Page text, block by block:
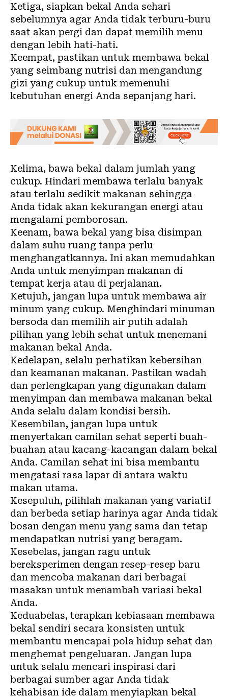
Ketiga, siapkan bekal Anda sehari
sebelumnya agar Anda tidak terburu-buru
saat akan pergi dan dapat memilih menu
dengan lebih hati-hati.
Keempat, pastikan untuk membawa bekal
yang seimbang nutrisi dan mengandung
gizi yang cukup untuk memenuhi
kebutuhan energi Anda sepanjang hari.
Kelima, bawa bekal dalam jumlah yang
cukup. Hindari membawa terlalu banyak
atau terlalu sedikit makanan sehingga
Anda tidak akan kekurangan energi atau
mengalami pemborosan.
Keenam, bawa bekal yang bisa disimpan
dalam suhu ruang tanpa perlu
menghangatkannya. Ini akan memudahkan
Anda untuk menyimpan makanan di
tempat kerja atau di perjalanan.
Ketujuh, jangan lupa untuk membawa air
minum yang cukup. Menghindari minuman
bersoda dan memilih air putih adalah
pilihan yang lebih sehat untuk menemani
makanan bekal Anda.
Kedelapan, selalu perhatikan kebersihan
dan keamanan makanan. Pastikan wadah
dan perlengkapan yang digunakan dalam
menyimpan dan membawa makanan bekal
Anda selalu dalam kondisi bersih.
Kesembilan, jangan lupa untuk
menyertakan camilan sehat seperti buah-
buahan atau kacang-kacangan dalam bekal
Anda. Camilan sehat ini bisa membantu
mengatasi rasa lapar di antara waktu
makan utama.
Kesepuluh, pilihlah makanan yang variatif
dan berbeda setiap harinya agar Anda tidak
bosan dengan menu yang sama dan tetap
mendapatkan nutrisi yang beragam.
Kesebelas, jangan ragu untuk
bereksperimen dengan resep-resep baru
dan mencoba makanan dari berbagai
masakan untuk menambah variasi bekal
Anda.
Keduabelas, terapkan kebiasaan membawa
bekal sendiri secara konsisten untuk
membantu mencapai pola hidup sehat dan
menghemat pengeluaran. Jangan lupa
untuk selalu mencari inspirasi dari
berbagai sumber agar Anda tidak
kehabisan ide dalam menyiapkan bekal